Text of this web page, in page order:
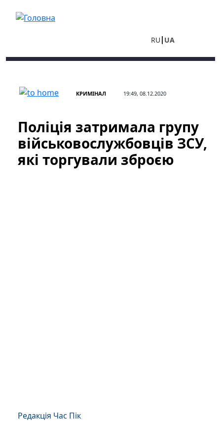
RU UA
КРИМІНАЛ 19:49, 08.12.2020
Поліція затримала групу
військовослужбовців ЗСУ,
які торгували зброєю
Редакція Час Пік